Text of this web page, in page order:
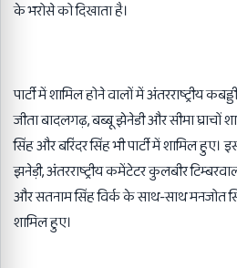
के भरोसे को दिखाता है।
पार्टी में शामिल होने वालों में अंतरराष्ट्रीय
जीता बादलगढ़, बब्बू झेनेडी और सीमा घ्राचों
सिंह और बरिंदर सिंह भी पार्टी में शामिल
झनेड़ी, अंतरराष्ट्रीय कमेंटेटर कुलबीर
और सतनाम सिंह विर्क के साथ-साथ मनजोत
शामिल हुए।